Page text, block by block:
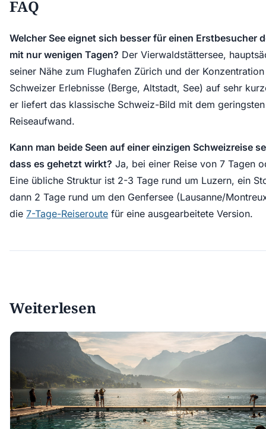
FAQ
Welcher See eignet sich besser für einen Erstbesucher
mit nur wenigen Tagen? Der Vierwaldstättersee,
seiner Nähe zum Flughafen Zürich und der
Schweizer Erlebnisse (Berge, Altstadt, See) auf sehr
er liefert das klassische Schweiz-Bild mit dem geringsten
Reiseaufwand.
Kann man beide Seen auf einer einzigen Schweizreise
dass es gehetzt wirkt? Ja, bei einer Reise von 7 Tagen
Eine übliche Struktur ist 2-3 Tage rund um Luzern, ein
dann 2 Tage rund um den Genfersee (Lausanne/
die 7-Tage-Reiseroute für eine ausgearbeitete Version.
Weiterlesen